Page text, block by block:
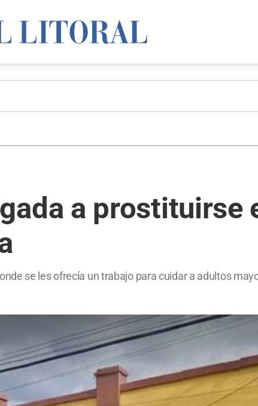
a prostituirse
se les ofrecía un trabajo para cuidar a adultos